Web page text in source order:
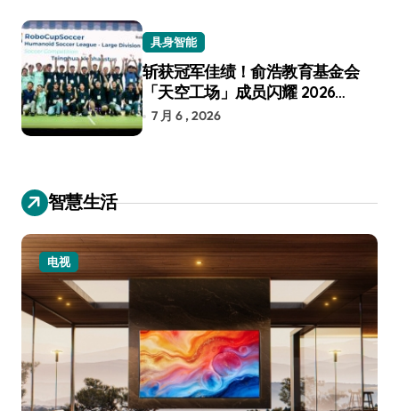
具身智能
斩获冠军佳绩！俞浩教育基金会
「天空工场」成员闪耀 2026
RoboCup 机器人世界杯
7 月 6 , 2026
智慧生活
电视